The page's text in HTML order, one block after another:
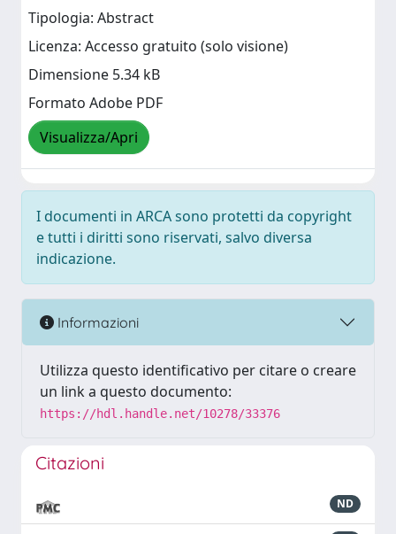
Tipologia: Abstract
Licenza: Accesso gratuito (solo visione)
Dimensione 5.34 kB
Formato Adobe PDF
Visualizza/Apri
I documenti in ARCA sono protetti da copyright
e tutti i diritti sono riservati, salvo diversa
indicazione.
Informazioni
Utilizza questo identificativo per citare o creare
un link a questo documento:
https://hdl.handle.net/10278/33376
Citazioni
ND